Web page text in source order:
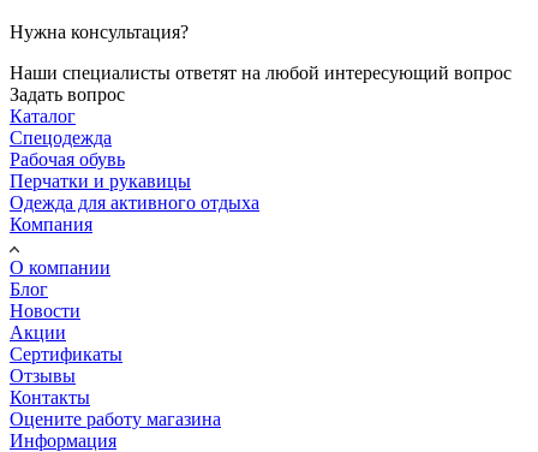
Нужна консультация?
Наши специалисты ответят на любой интересующий вопрос
Задать вопрос
Каталог
Спецодежда
Рабочая обувь
Перчатки и рукавицы
Одежда для активного отдыха
Компания
О компании
Блог
Новости
Акции
Сертификаты
Отзывы
Контакты
Оцените работу магазина
Информация